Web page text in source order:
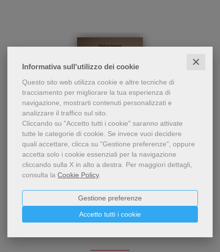
Informativa sull'utilizzo dei cookie ✕
Questo sito web utilizza cookie e altre tecniche di
tracciamento per migliorare la tua esperienza di
navigazione, mostrarti contenuti personalizzati e
analizzare il traffico sul sito.
Cliccando su "Accetto tutti i cookie" saranno attivate
tutte le categorie di cookie. Se invece vuoi decidere
quali accettare, clicca su "Gestione preferenze", oppure
accetta solo i cookie essenziali per la navigazione
cliccando sulla X in alto a destra. Per maggiori dettagli,
consulta la Cookie Policy.
Accetto tutti i cookie
Gestione preferenze
epub
Itinerario formativo in
tredici tappe per single,
coppie e cercatori d'amore
Oliviero Svanera
Si quaeris amare. Tredici meditazioni per single, coppie e
cercatori d'amore